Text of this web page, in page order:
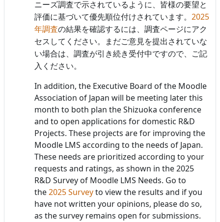
ニーズ調査で示されているように、皆様の要望と
評価に基づいて優先順位付けされています。 2025
年調査の結果を確認するには、調査ページにアク
セスしてください。まだご意見を提出されていな
い場合は、調査が引き続き受付中ですので、ご記
入ください。
In addition, the Executive Board of the Moodle
Association of Japan will be meeting later this
month to both plan the Shizuoka conference
and to open applications for domestic R&D
Projects. These projects are for improving the
Moodle LMS according to the needs of Japan.
These needs are prioritized according to your
requests and ratings, as shown in the 2025
R&D Survey of Moodle LMS Needs. Go to
the2025 Surveyto view the results and if you
have not written your opinions, please do so,
as the survey remains open for submissions.